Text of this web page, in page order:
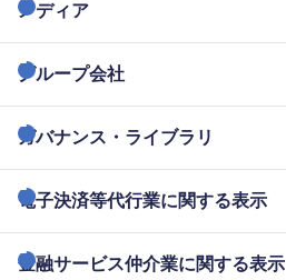
メディア
グループ会社
ガバナンス・ライブラリ
電子決済等代行業に関する表示
金融サービス仲介業に関する表示